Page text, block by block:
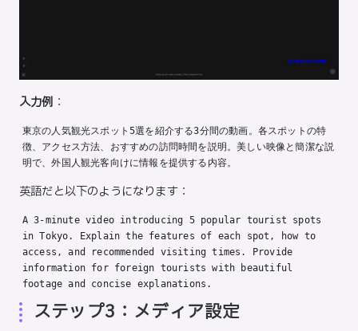
入力例 ：
東京の人気観光スポット5選を紹介する3分間の動画。各スポットの特
徴、アクセス方法、おすすめの訪問時間を説明。美しい映像と簡潔な説
明で、外国人観光客向けに情報を提供する内容。
英語だと以下のようになります：
A 3-minute video introducing 5 popular tourist spots
in Tokyo. Explain the features of each spot, how to
access, and recommended visiting times. Provide
information for foreign tourists with beautiful
footage and concise explanations.
ステップ3：メディア設定